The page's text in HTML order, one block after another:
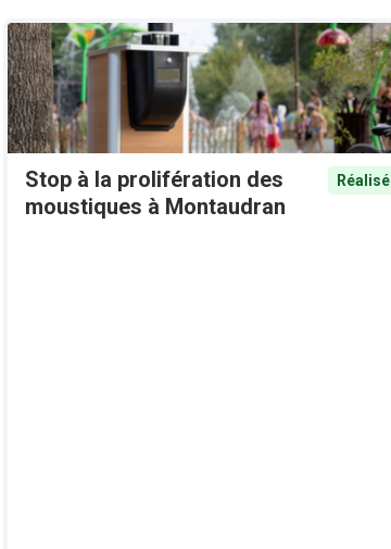
Stop à la prolifération des
moustiques à Montaudran
Réalisé